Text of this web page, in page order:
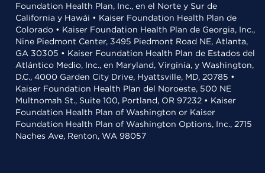
Foundation Health Plan, Inc., en el Norte y Sur de
California y Hawái • Kaiser Foundation Health Plan de
Colorado • Kaiser Foundation Health Plan de Georgia, Inc.,
Nine Piedmont Center, 3495 Piedmont Road NE, Atlanta,
GA 30305 • Kaiser Foundation Health Plan de Estados del
Atlántico Medio, Inc., en Maryland, Virginia, y Washington,
D.C., 4000 Garden City Drive, Hyattsville, MD, 20785 •
Kaiser Foundation Health Plan del Noroeste, 500 NE
Multnomah St., Suite 100, Portland, OR 97232 • Kaiser
Foundation Health Plan of Washington or Kaiser
Foundation Health Plan of Washington Options, Inc., 2715
Naches Ave, Renton, WA 98057